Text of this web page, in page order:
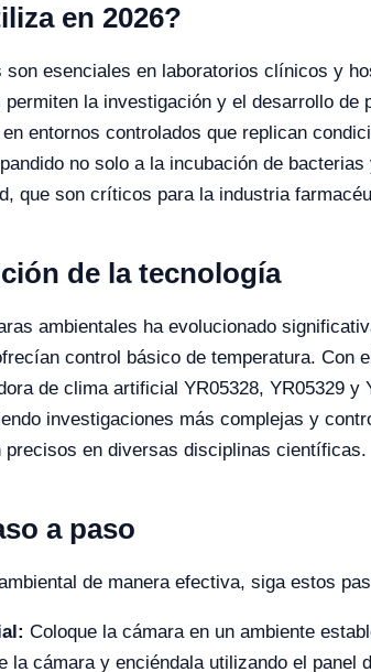
en 2026?
son esenciales en laboratorios clínicos y
la investigación y el desarrollo
entornos controlados que replican
no solo a la incubación de
que son críticos para la industria
de la tecnología
ambientales ha evolucionado
control básico de temperatura.
de clima artificial YR05328, YR05329
investigaciones más complejas y
precisos en diversas disciplinas científicas.
a paso
de manera efectiva, siga estos
Coloque la cámara en un ambiente
la cámara y enciéndala utilizando el panel